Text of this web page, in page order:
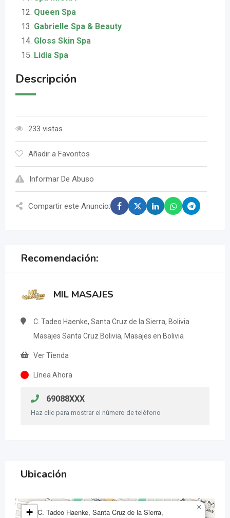
Queen Spa
Gabrielle Spa & Beauty
Gloss Skin Spa
Lidia Spa
Descripción
233 vistas
Añadir a Favoritos
Informar De Abuso
Compartir este Anuncio:
Recomendación:
MIL MASAJES
C. Tadeo Haenke, Santa Cruz de la Sierra, Bolivia
Masajes Santa Cruz Bolivia, Masajes en Bolivia
Ver Tienda
Línea Ahora
69088XXX
Haz clic para mostrar el número de teléfono
Ubicación
C. Tadeo Haenke, Santa Cruz de la Sierra,
×
+